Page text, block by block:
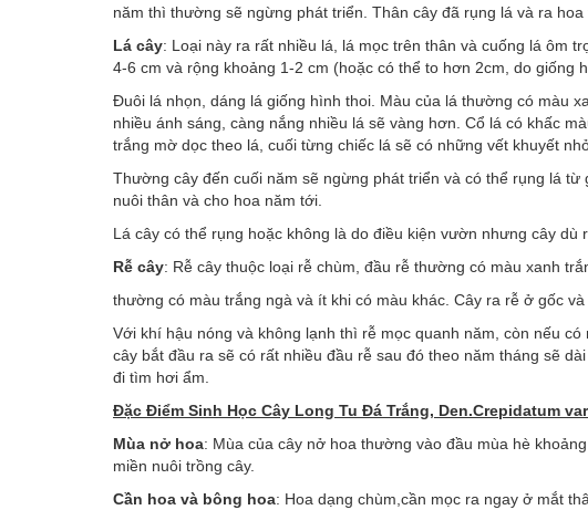
năm thì thường sẽ ngừng phát triển. Thân cây đã rụng lá và ra
Lá cây: Loại này ra rất nhiều lá, lá mọc trên thân và cuống lá ôm
4-6 cm và rộng khoảng 1-2 cm (hoặc có thể to hơn 2cm, do giống
Đuôi lá nhọn, dáng lá giống hình thoi. Màu của lá thường có màu
nhiều ánh sáng, càng nắng nhiều lá sẽ vàng hơn. Cổ lá có khấc
trắng mờ dọc theo lá, cuối từng chiếc lá sẽ có những vết khuyết
Thường cây đến cuối năm sẽ ngừng phát triển và có thể rụng lá
nuôi thân và cho hoa năm tới.
Lá cây có thể rụng hoặc không là do điều kiện vườn nhưng cây dù
Rễ cây: Rễ cây thuộc loại rễ chùm, đầu rễ thường có màu xanh
thường có màu trắng ngà và ít khi có màu khác. Cây ra rễ ở gốc
Với khí hậu nóng và không lạnh thì rễ mọc quanh năm, còn nếu
cây bắt đầu ra sẽ có rất nhiều đầu rễ sau đó theo năm tháng sẽ
đi tìm hơi ẩm.
Đặc Điểm Sinh Học Cây Long Tu Đá Trắng, Den.Crepidatum
Mùa nở hoa: Mùa của cây nở hoa thường vào đầu mùa hè
miền nuôi trồng cây.
Cần hoa và bông hoa: Hoa dạng chùm,cần mọc ra ngay ở mắt